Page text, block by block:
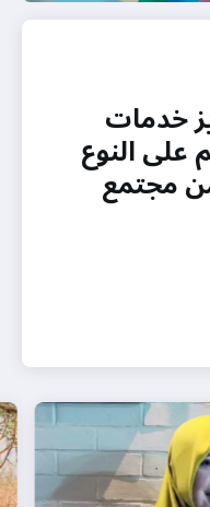
خدمات
على النوع
مجتمع